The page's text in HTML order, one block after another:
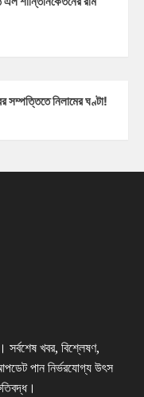
সম্পত্তিতে নিলামের ঘণ্টা!
খবর, বিশ্লেষণ,
পান নির্ভরযোগ্য উৎস